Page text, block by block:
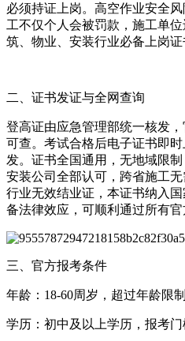
必须持证上岗。高空作业安全
工不仅个人会被罚款，施工单
筑、物业、安装行业必备上岗证
二、证书发证与全网查询
登高证由应急管理部统一核发
可查。考试合格后电子证书即
发。证书全国通用，无地域限
安装公司全部认可，跨省施工
行业无效结业证，本证书纳入
备法律效应，可顺利通过所有官
三、官方报考条件
年龄：18-60周岁，超过年龄限
学历：初中及以上学历，报考